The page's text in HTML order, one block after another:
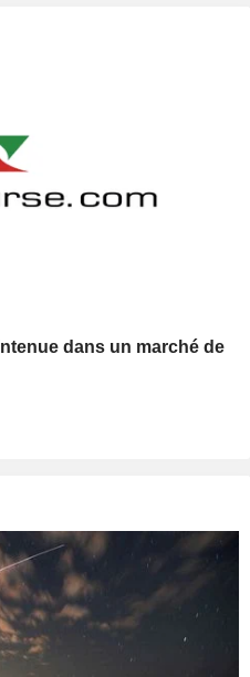
dans un marché de